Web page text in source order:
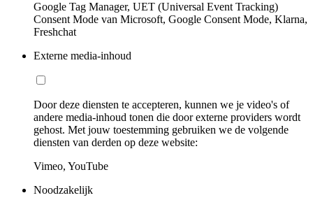
Google Tag Manager, UET (Universal Event Tracking)
Consent Mode van Microsoft, Google Consent Mode, Klarna,
Freshchat
Externe media-inhoud
Door deze diensten te accepteren, kunnen we je video's of
andere media-inhoud tonen die door externe providers wordt
gehost. Met jouw toestemming gebruiken we de volgende
diensten van derden op deze website:
Vimeo, YouTube
Noodzakelijk